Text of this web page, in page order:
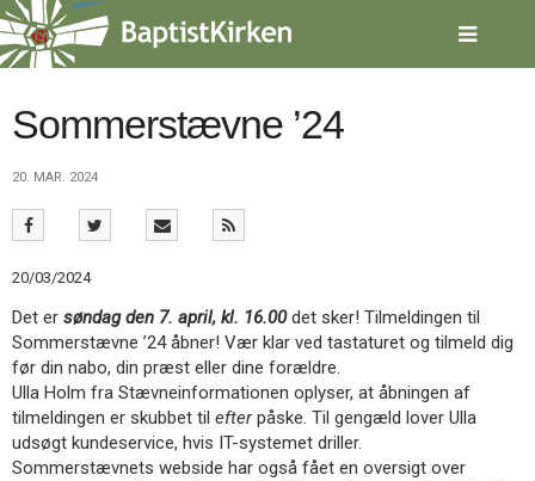
Spring
menu
over
gå
tilbage
forsiden
2.0:
Nyheder
3.0:
Kalender
4.0:
Inspiration
5.0:
Værktøjskassen
6.0:
Mission
7.0:
Om
BaptistKirken
8.0:
Kontakt
Sommerstævne ’24
20. MAR. 2024
20/03/2024
Det er søndag den 7. april, kl. 16.00det sker! Tilmeldingen til
Sommerstævne ’24 åbner! Vær klar ved tastaturet og tilmeld dig
før din nabo, din præst eller dine forældre.
Ulla Holm fra Stævneinformationen oplyser, at åbningen af
tilmeldingen er skubbet til efterpåske. Til gengæld lover Ulla
udsøgt kundeservice, hvis IT-systemet driller.
Sommerstævnets webside har også fået en oversigt over